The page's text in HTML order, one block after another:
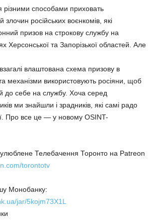
різними способами приховать
злочин російських воєнкомів, які
призов на строкову службу на
Херсонської та Запорізької областей. Але
влаштована схема призову в
механізми використовують росіяни, щоб
до себе на службу. Хоча серед
ми знайшли і зрадників, які самі радо
Про все це — у новому OSINT-
Телебачення Торонто на Patreon
torontotv
Монобанку:
jar/5kojm73X1L